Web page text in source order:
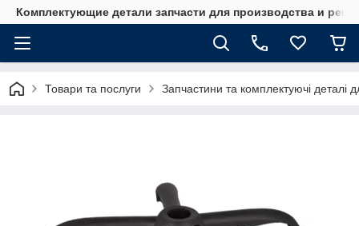
Комплектующие детали запчасти для производства и
Товари та послуги Запчастини та комплектуючі деталі